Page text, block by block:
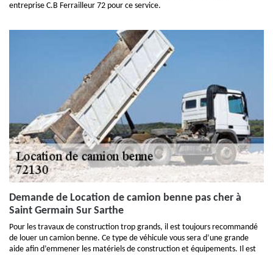
entreprise C.B Ferrailleur 72 pour ce service.
Demande de Location de camion benne pas cher à
Saint Germain Sur Sarthe
Pour les travaux de construction trop grands, il est toujours recommandé
de louer un camion benne. Ce type de véhicule vous sera d’une grande
aide afin d’emmener les matériels de construction et équipements. Il est